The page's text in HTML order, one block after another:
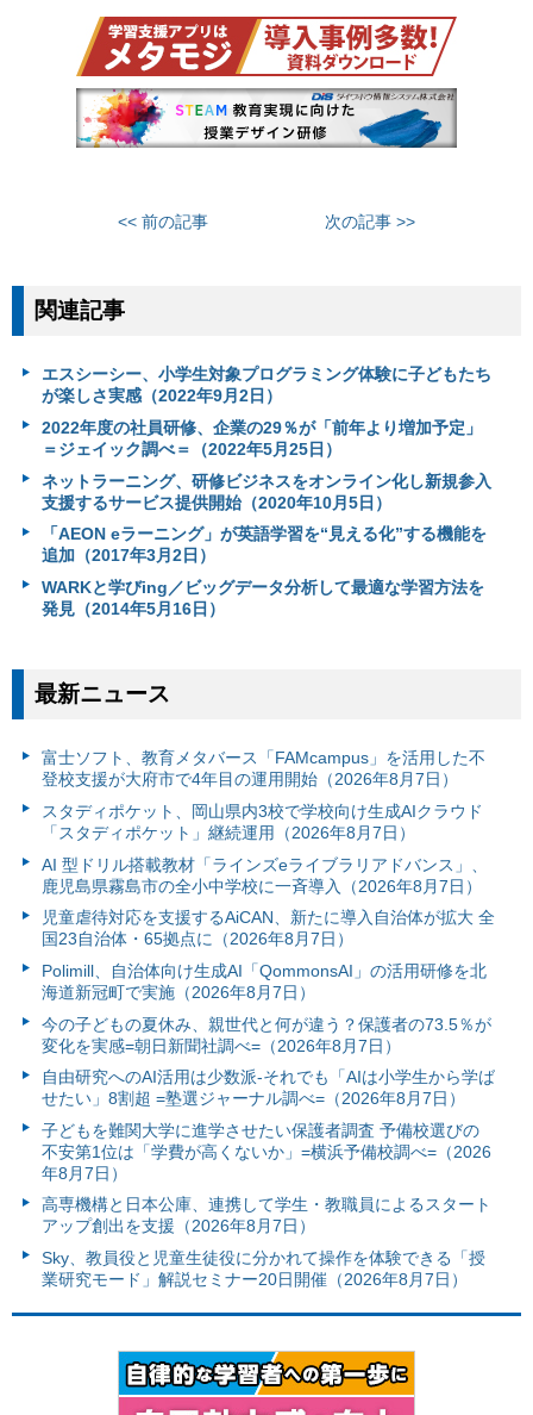
<< 前の記事 次の記事 >>
関連記事
エスシーシー、小学生対象プログラミング体験に子どもたち
が楽しさ実感（2022年9月2日）
2022年度の社員研修、企業の29％が「前年より増加予定」
＝ジェイック調べ＝（2022年5月25日）
ネットラーニング、研修ビジネスをオンライン化し新規参入
支援するサービス提供開始（2020年10月5日）
「AEON eラーニング」が英語学習を“見える化”する機能を
追加（2017年3月2日）
WARKと学びing／ビッグデータ分析して最適な学習方法を
発見（2014年5月16日）
最新ニュース
富⼠ソフト、教育メタバース「FAMcampus」を活用した不
登校支援が大府市で4年目の運用開始（2026年8月7日）
スタディポケット、岡山県内3校で学校向け生成AIクラウド
「スタディポケット」継続運用（2026年8月7日）
AI 型ドリル搭載教材「ラインズeライブラリアドバンス」、
鹿児島県霧島市の全小中学校に一斉導入（2026年8月7日）
児童虐待対応を支援するAiCAN、新たに導入自治体が拡大 全
国23自治体・65拠点に（2026年8月7日）
Polimill、自治体向け生成AI「QommonsAI」の活用研修を北
海道新冠町で実施（2026年8月7日）
今の子どもの夏休み、親世代と何が違う？保護者の73.5％が
変化を実感=朝日新聞社調べ=（2026年8月7日）
自由研究へのAI活用は少数派-それでも「AIは小学生から学ば
せたい」8割超 =塾選ジャーナル調べ=（2026年8月7日）
子どもを難関大学に進学させたい保護者調査 予備校選びの
不安第1位は「学費が高くないか」=横浜予備校調べ=（2026
年8月7日）
高専機構と日本公庫、連携して学生・教職員によるスタート
アップ創出を支援（2026年8月7日）
Sky、教員役と児童生徒役に分かれて操作を体験できる「授
業研究モード」解説セミナー20日開催（2026年8月7日）